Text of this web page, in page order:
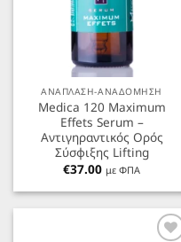
ΑΝΑΠΛΑΣΗ-ΑΝΑΔΟΜΗΣΗ
Medica 120 Maximum
Effets Serum –
Αντιγηραντικός Ορός
Σύσφιξης Lifting
€37.00 με ΦΠΑ
Προσθήκη